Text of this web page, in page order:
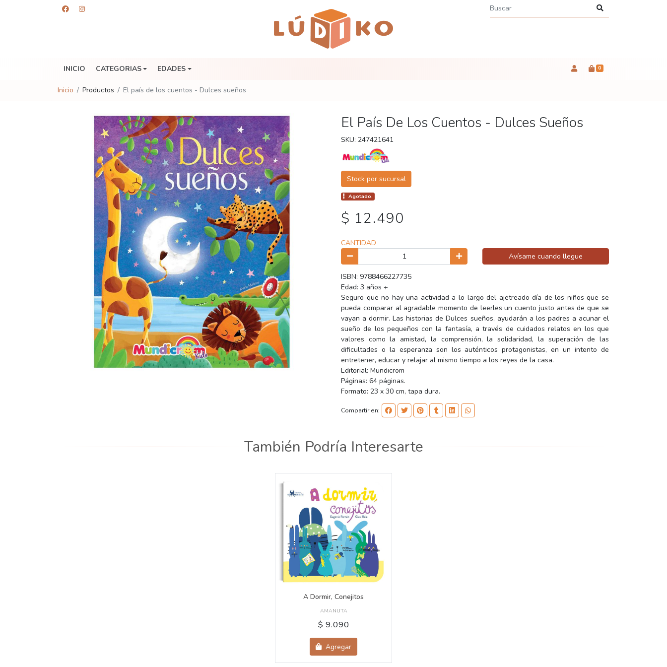
INICIO CATEGORIAS EDADES 0
Inicio Productos El país de los cuentos - Dulces sueños
El País De Los Cuentos - Dulces Sueños
SKU: 247421641
Stock por sucursal
Agotado.
$ 12.490
CANTIDAD
Avísame cuando llegue
ISBN: 9788466227735
Edad: 3 años +
Seguro que no hay una actividad a lo largo del ajetreado día de los niños que se
pueda comparar al agradable momento de leerles un cuento justo antes de que se
vayan a dormir. Las historias de Dulces sueños, ayudarán a los padres a acunar el
sueño de los pequeños con la fantasía, a través de cuidados relatos en los que
valores como la amistad, la comprensión, la solidaridad, la superación de las
dificultades o la esperanza son los auténticos protagonistas, en un intento de
entretener, educar y relajar al mismo tiempo a los reyes de la casa.
Editorial: Mundicrom
Páginas: 64 páginas.
Formato: 23 x 30 cm, tapa dura.
Compartir en:
También Podría Interesarte
A Dormir, Conejitos
AMANUTA
$ 9.090
Agregar